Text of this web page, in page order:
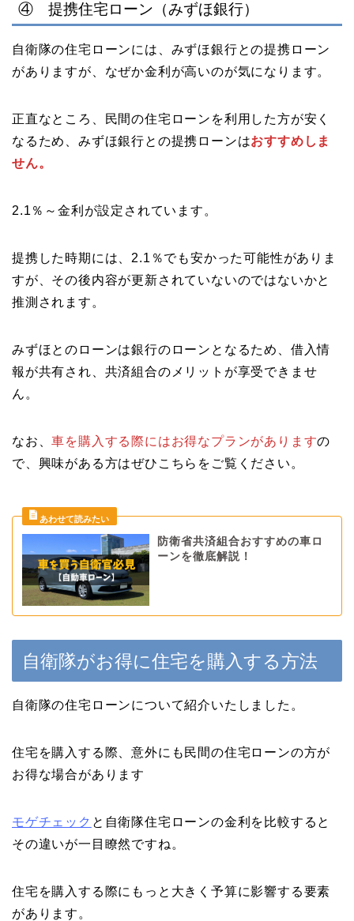
④ 提携住宅ローン（みずほ銀行）
自衛隊の住宅ローンには、みずほ銀行との提携ローン
がありますが、なぜか金利が高いのが気になります。
正直なところ、民間の住宅ローンを利用した方が安く
なるため、みずほ銀行との提携ローンはおすすめしま
せん。
2.1％～金利が設定されています。
提携した時期には、2.1％でも安かった可能性がありま
すが、その後内容が更新されていないのではないかと
推測されます。
みずほとのローンは銀行のローンとなるため、借入情
報が共有され、共済組合のメリットが享受できませ
ん。
なお、車を購入する際にはお得なプランがありますの
で、興味がある方はぜひこちらをご覧ください。
防衛省共済組合おすすめの車ロ
ーンを徹底解説！
自衛隊がお得に住宅を購入する方法
自衛隊の住宅ローンについて紹介いたしました。
住宅を購入する際、意外にも民間の住宅ローンの方が
お得な場合があります
モゲチェック と自衛隊住宅ローンの金利を比較すると
その違いが一目瞭然ですね。
住宅を購入する際にもっと大きく予算に影響する要素
があります。